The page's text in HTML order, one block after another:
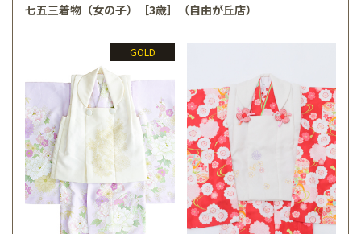
七五三着物（女の子）［3歳］（自由が丘店）
GOLD